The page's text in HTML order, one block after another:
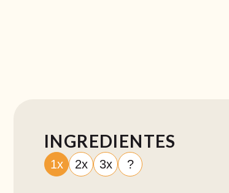
INGREDIENTES
1x 2x 3x ?